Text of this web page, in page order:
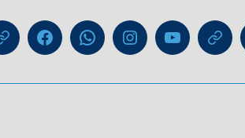
nuLigaFacebookWhatsApp-InstagramYouTube